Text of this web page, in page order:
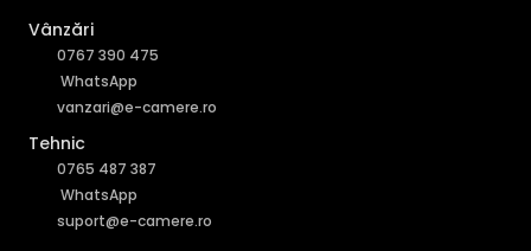
* Imaginile, stocul si specificatiile tehnice pentru produsul HikVision DS-
2CD2T86G2-4I 2C au caracter informativ si pot contine erori sau
accesorii care nu sunt incluse in pachetul standard al produsului.
Vânzări
0767 390 475
WhatsApp
vanzari@e-camere.ro
Tehnic
0765 487 387
WhatsApp
suport@e-camere.ro